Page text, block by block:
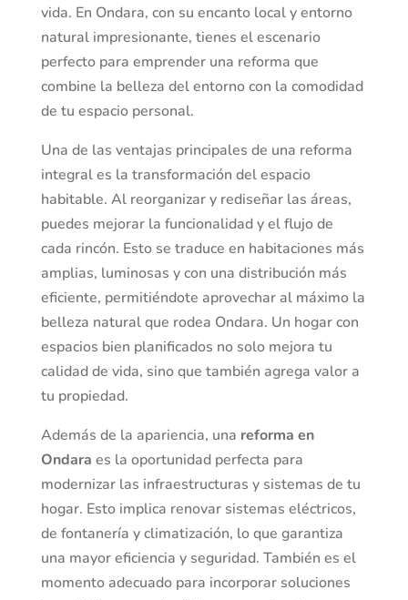
vida. En Ondara, con su encanto local y entorno
natural impresionante, tienes el escenario
perfecto para emprender una reforma que
combine la belleza del entorno con la comodidad
de tu espacio personal.
Una de las ventajas principales de una reforma
integral es la transformación del espacio
habitable. Al reorganizar y rediseñar las áreas,
puedes mejorar la funcionalidad y el flujo de
cada rincón. Esto se traduce en habitaciones más
amplias, luminosas y con una distribución más
eficiente, permitiéndote aprovechar al máximo la
belleza natural que rodea Ondara. Un hogar con
espacios bien planificados no solo mejora tu
calidad de vida, sino que también agrega valor a
tu propiedad.
Además de la apariencia, una reforma en
Ondara es la oportunidad perfecta para
modernizar las infraestructuras y sistemas de tu
hogar. Esto implica renovar sistemas eléctricos,
de fontanería y climatización, lo que garantiza
una mayor eficiencia y seguridad. También es el
momento adecuado para incorporar soluciones